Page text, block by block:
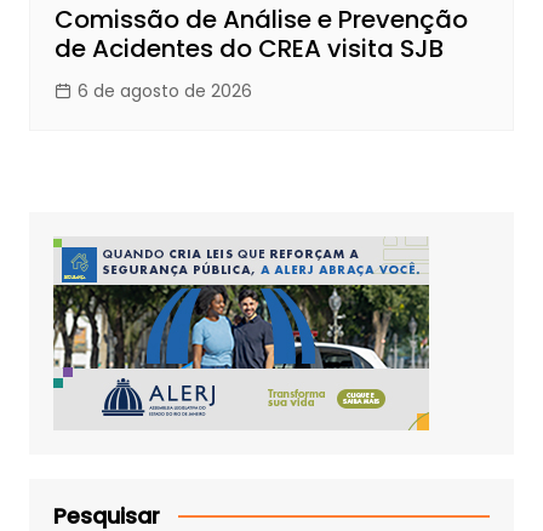
Comissão de Análise e Prevenção
de Acidentes do CREA visita SJB
6 de agosto de 2026
Pesquisar